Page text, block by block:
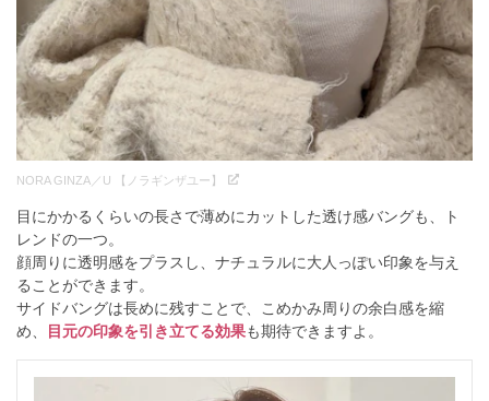
NORA GINZA／U 【ノラギンザユー】
目にかかるくらいの長さで薄めにカットした透け感バングも、ト
レンドの一つ。
顔周りに透明感をプラスし、ナチュラルに大人っぽい印象を与え
ることができます。
サイドバングは長めに残すことで、こめかみ周りの余白感を縮
め、
目元の印象を引き立てる効果も期待できますよ。